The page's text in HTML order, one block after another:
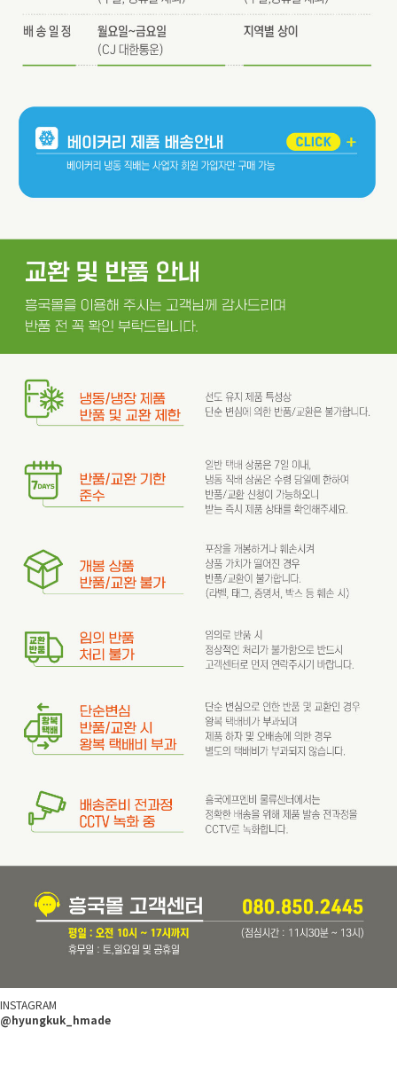
INSTAGRAM
@hyungkuk_hmade